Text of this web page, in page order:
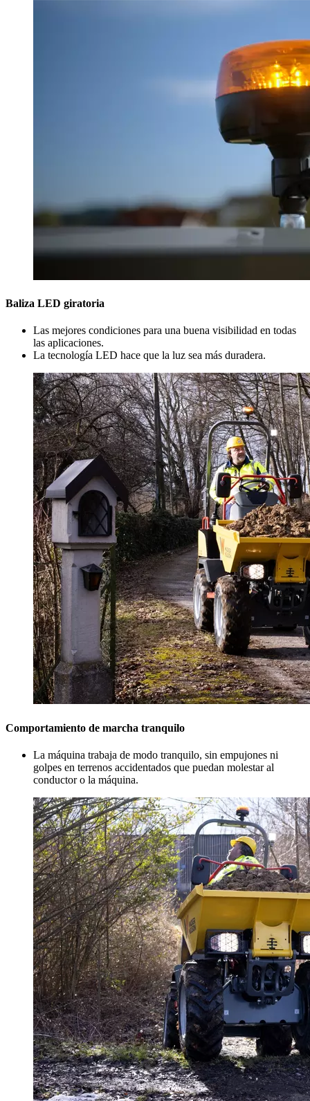
Baliza LED giratoria
Las mejores condiciones para una buena visibilidad en todas
las aplicaciones.
La tecnología LED hace que la luz sea más duradera.
Comportamiento de marcha tranquilo
La máquina trabaja de modo tranquilo, sin empujones ni
golpes en terrenos accidentados que puedan molestar al
conductor o la máquina.